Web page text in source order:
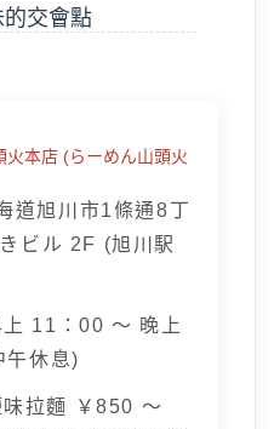
交會點
火本店 (らーめん山頭火
道旭川市1條通8丁
ビル 2F (旭川駅
上 11：00 ～ 晚上
午休息)
味拉麵 ￥850 ～